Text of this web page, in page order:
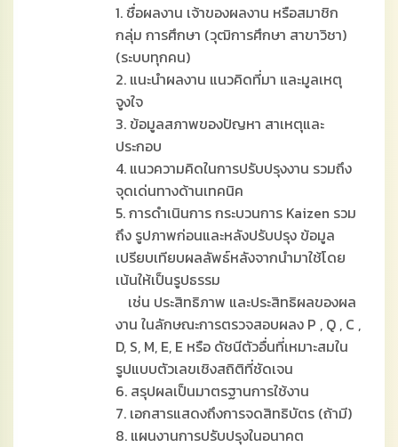
1. ชื่อผลงาน เจ้าของผลงาน หรือสมาชิก
กลุ่ม การศึกษา (วุฒิการศึกษา สาขาวิชา)
(ระบบทุกคน)
2. แนะนำผลงาน แนวคิดที่มา และมูลเหตุ
จูงใจ
3. ข้อมูลสภาพของปัญหา สาเหตุและ
ประกอบ
4. แนวความคิดในการปรับปรุงงาน รวมถึง
จุดเด่นทางด้านเทคนิค
5. การดำเนินการ กระบวนการ Kaizen รวม
ถึง รูปภาพก่อนและหลังปรับปรุง ข้อมูล
เปรียบเทียบผลลัพธ์หลังจากนำมาใช้โดย
เน้นให้เป็นรูปธรรม
เช่น ประสิทธิภาพ และประสิทธิผลของผล
งาน ในลักษณะการตรวจสอบผลง P , Q , C ,
D, S, M, E, E หรือ ดัชนีตัวอื่นที่เหมาะสมใน
รูปแบบตัวเลขเชิงสถิติที่ชัดเจน
6. สรุปผลเป็นมาตรฐานการใช้งาน
7. เอกสารแสดงถึงการจดสิทธิบัตร (ถ้ามี)
8. แผนงานการปรับปรุงในอนาคต